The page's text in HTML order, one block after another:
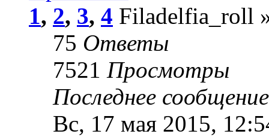
1, 2, 3, 4 Filadelfia_roll
75 Ответы
7521 Просмотры
Последнее
Вс, 17 мая 2015,